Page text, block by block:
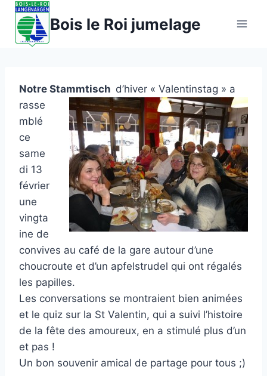
Aller
contenu
Bois le Roi jumelage
Notre Stammtisch d’hiver « Valentinstag » a
rasse
mblé
ce
same
di 13
février
une
vingta
ine de
convives au café de la gare autour d’une
choucroute et d’un apfelstrudel qui ont régalés
les papilles.
Les conversations se montraient bien animées
et le quiz sur la St Valentin, qui a suivi l’histoire
de la fête des amoureux, en a stimulé plus d’un
et pas !
Un bon souvenir amical de partage pour tous ;)